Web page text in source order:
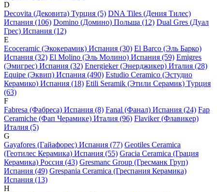
D
Decovita (Дековита) Турция (5) DNA Tiles (Дения Тилес)
Испания (106) Domino (Домино) Польша (12) Dual Gres (Дуал
Грес) Испания (12)
E
Ecoceramic (Экокерамик) Испания (30) El Barco (Эль Барко)
Испания (32) El Molino (Эль Молино) Испания (59) Emigres
(Эмигрес) Испания (32) Energieker (Энерджикер) Италия (28)
Equipe (Эквип) Испания (490) Estudio Ceramico (Эстудио
Керамико) Испания (18) Etili Seramik (Этили Серамик) Турция
(63)
F
Fabresa (Фабреса) Испания (8) Fanal (Фанал) Испания (24) Fap
Ceramiche (Фап Черамике) Италия (96) Flaviker (Флавикер)
Италия (5)
G
Gayafores (Гайафорес) Испания (77) Geotiles Ceramica
(Геотилес Керамика) Испания (55) Gracia Ceramica (Грация
Керамика) Россия (43) Gresmanc Group (Гресманк Груп)
Испания (49) Grespania Ceramica (Греспания Керамика)
Испания (13)
H